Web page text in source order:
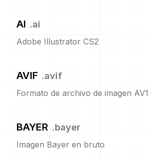
AI .ai
Adobe Illustrator CS2
AVIF .avif
Formato de archivo de imagen AV1
BAYER .bayer
Imagen Bayer en bruto